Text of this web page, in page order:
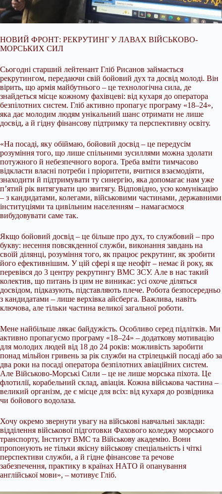
НОВИЙ ФРОНТ: РЕКРУТИНГ У ЛАВАХ ВІЙСЬКОВО-
МОРСЬКИХ СИЛ
Сьогодні старший лейтенант Гліб Рисанов займається
рекрутингом, передаючи свій бойовий дух та досвід молоді. Він
вірить, що армія майбутнього – це технологічна сила, де
знайдеться місце кожному фахівцеві: від кухаря до оператора
безпілотних систем. Гліб активно пропагує програму «18–24»,
яка дає молодим людям унікальний шанс отримати не лише
досвід, а й гідну фінансову підтримку та перспективну освіту.
«На посаді, яку обіймаю, бойовий досвід – це передусім
розуміння того, що лише спільними зусиллями можна здолати
потужного й небезпечного ворога. Треба вміти тимчасово
відкласти власні потреби і пріоритети, вчитися взаємодіяти,
знаходити й підтримувати ту синергію, яка допомагає нам уже
п’ятий рік витягувати цю звитягу. Відповідно, усю комунікацію
– з кандидатами, колегами, військовими частинами, державними
інституціями та цивільним населенням – намагаємося
вибудовувати саме так.
Якщо бойовий досвід – це більше про дух, то службовий – про
букву: несення повсякденної служби, виконання завдань на
своїй ділянці, розуміння того, як працює рекрутинг, як зробити
його ефективнішим. У цій сфері я ще неофіт – немає й року, як
перевівся до 3 центру рекрутингу ВМС ЗСУ. Але в нас такий
колектив, що питань із цим не виникає: усі охоче діляться
досвідом, підказують, підставляють плече. Робота безпосередньо
з кандидатами – лише верхівка айсберга. Важлива, навіть
ключова, але тільки частина великої загальної роботи.
Мене найбільше лякає байдужість. Особливо серед підлітків. Ми
активно пропагуємо програму «18–24» – додаткову мотивацію
для молодих людей від 18 до 24 років: можливість заробити
понад мільйон гривень за рік служби на стрілецькій посаді або за
два роки на посаді оператора безпілотних авіаційних систем.
Але Військово-Морські Сили – це не лише морська піхота. Це
флотилії, корабельний склад, авіація. Кожна військова частина –
великий організм, де є місце для всіх: від кухаря до розвідника
чи бойового водолаза.
Хочу окремо звернути увагу на військові навчальні заклади:
відділення військової підготовки Фахового коледжу морського
транспорту, Інститут ВМС та Військову академію. Вони
пропонують не тільки якісну військову спеціальність і чіткі
перспективи служби, а й гідне фінансове та речове
забезпечення, практику в країнах НАТО й опанування
англійської мови», – мотивує Гліб.